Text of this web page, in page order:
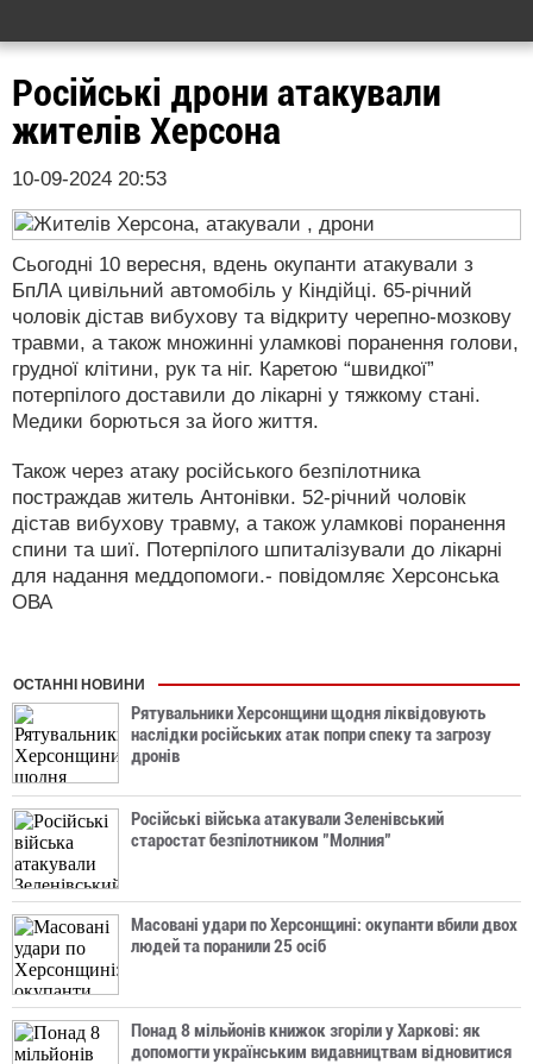
Російські дрони атакували
жителів Херсона
10-09-2024 20:53
Сьогодні 10 вересня, вдень окупанти атакували з
БпЛА цивільний автомобіль у Кіндійці. 65-річний
чоловік дістав вибухову та відкриту черепно-мозкову
травми, а також множинні уламкові поранення голови,
грудної клітини, рук та ніг. Каретою “швидкої”
потерпілого доставили до лікарні у тяжкому стані.
Медики борються за його життя.
Також через атаку російського безпілотника
постраждав житель Антонівки. 52-річний чоловік
дістав вибухову травму, а також уламкові поранення
спини та шиї. Потерпілого шпиталізували до лікарні
для надання меддопомоги.- повідомляє Херсонська
ОВА
ОСТАННІ НОВИНИ
Рятувальники Херсонщини щодня ліквідовують
наслідки російських атак попри спеку та загрозу
дронів
Російські війська атакували Зеленівський
старостат безпілотником "Молния"
Масовані удари по Херсонщині: окупанти вбили двох
людей та поранили 25 осіб
Понад 8 мільйонів книжок згоріли у Харкові: як
допомогти українським видавництвам відновитися